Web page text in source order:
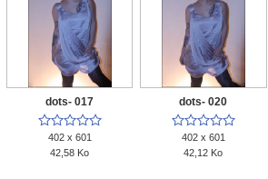
dots- 017

402 x 601
42,58 Ko
dots- 020

402 x 601
42,12 Ko